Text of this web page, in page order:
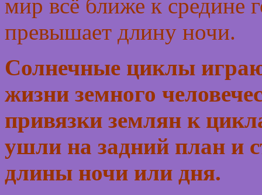
мир всё ближе к средине
превышает длину ночи.
Солнечные циклы
жизни земного
привязки землян к
ушли на задний план и
длины ночи или дня.